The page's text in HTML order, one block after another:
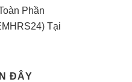
Phần
Tại
ĐÂY